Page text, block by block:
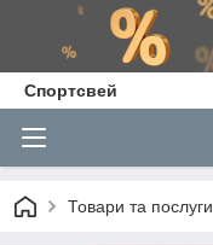
Спортсвей
Товари та послуги